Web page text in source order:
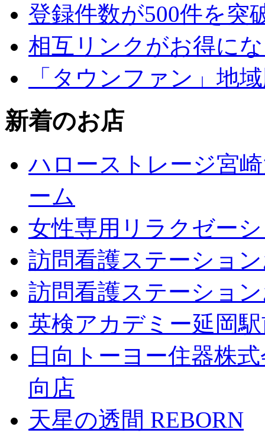
登録件数が500件を突
相互リンクがお得に
「タウンファン」地
新着のお店
ハローストレージ宮
ーム
女性専用リラクゼー
訪問看護ステーショ
訪問看護ステーショ
英検アカデミー延岡
日向トーヨー住器株
向店
天星の透間 REBORN